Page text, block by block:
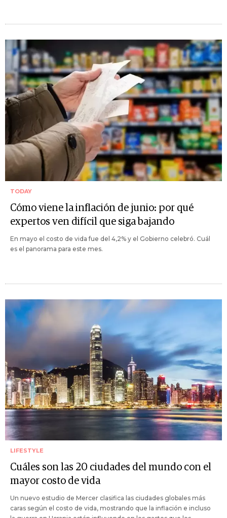
TODAY
Cómo viene la inflación de junio: por qué
expertos ven difícil que siga bajando
En mayo el costo de vida fue del 4,2% y el Gobierno celebró. Cuál
es el panorama para este mes.
LIFESTYLE
Cuáles son las 20 ciudades del mundo con el
mayor costo de vida
Un nuevo estudio de Mercer clasifica las ciudades globales más
caras según el costo de vida, mostrando que la inflación e incluso